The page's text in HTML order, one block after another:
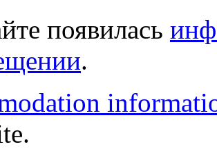
появилась
.